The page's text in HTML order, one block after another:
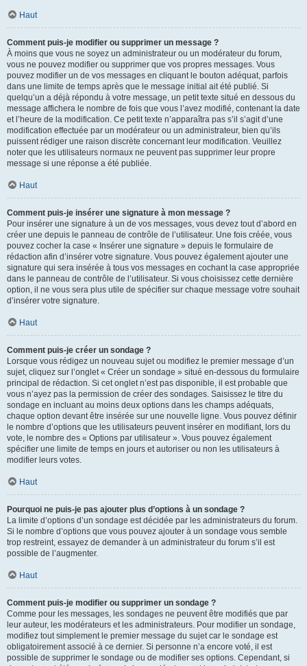
Haut
Comment puis-je modifier ou supprimer un message ?
À moins que vous ne soyez un administrateur ou un modérateur du forum,
vous ne pouvez modifier ou supprimer que vos propres messages. Vous
pouvez modifier un de vos messages en cliquant le bouton adéquat, parfois
dans une limite de temps après que le message initial ait été publié. Si
quelqu’un a déjà répondu à votre message, un petit texte situé en dessous du
message affichera le nombre de fois que vous l’avez modifié, contenant la date
et l’heure de la modification. Ce petit texte n’apparaîtra pas s’il s’agit d’une
modification effectuée par un modérateur ou un administrateur, bien qu’ils
puissent rédiger une raison discrète concernant leur modification. Veuillez
noter que les utilisateurs normaux ne peuvent pas supprimer leur propre
message si une réponse a été publiée.
Haut
Comment puis-je insérer une signature à mon message ?
Pour insérer une signature à un de vos messages, vous devez tout d’abord en
créer une depuis le panneau de contrôle de l’utilisateur. Une fois créée, vous
pouvez cocher la case « Insérer une signature » depuis le formulaire de
rédaction afin d’insérer votre signature. Vous pouvez également ajouter une
signature qui sera insérée à tous vos messages en cochant la case appropriée
dans le panneau de contrôle de l’utilisateur. Si vous choisissez cette dernière
option, il ne vous sera plus utile de spécifier sur chaque message votre souhait
d’insérer votre signature.
Haut
Comment puis-je créer un sondage ?
Lorsque vous rédigez un nouveau sujet ou modifiez le premier message d’un
sujet, cliquez sur l’onglet « Créer un sondage » situé en-dessous du formulaire
principal de rédaction. Si cet onglet n’est pas disponible, il est probable que
vous n’ayez pas la permission de créer des sondages. Saisissez le titre du
sondage en incluant au moins deux options dans les champs adéquats,
chaque option devant être insérée sur une nouvelle ligne. Vous pouvez définir
le nombre d’options que les utilisateurs peuvent insérer en modifiant, lors du
vote, le nombre des « Options par utilisateur ». Vous pouvez également
spécifier une limite de temps en jours et autoriser ou non les utilisateurs à
modifier leurs votes.
Haut
Pourquoi ne puis-je pas ajouter plus d’options à un sondage ?
La limite d’options d’un sondage est décidée par les administrateurs du forum.
Si le nombre d’options que vous pouvez ajouter à un sondage vous semble
trop restreint, essayez de demander à un administrateur du forum s’il est
possible de l’augmenter.
Haut
Comment puis-je modifier ou supprimer un sondage ?
Comme pour les messages, les sondages ne peuvent être modifiés que par
leur auteur, les modérateurs et les administrateurs. Pour modifier un sondage,
modifiez tout simplement le premier message du sujet car le sondage est
obligatoirement associé à ce dernier. Si personne n’a encore voté, il est
possible de supprimer le sondage ou de modifier ses options. Cependant, si